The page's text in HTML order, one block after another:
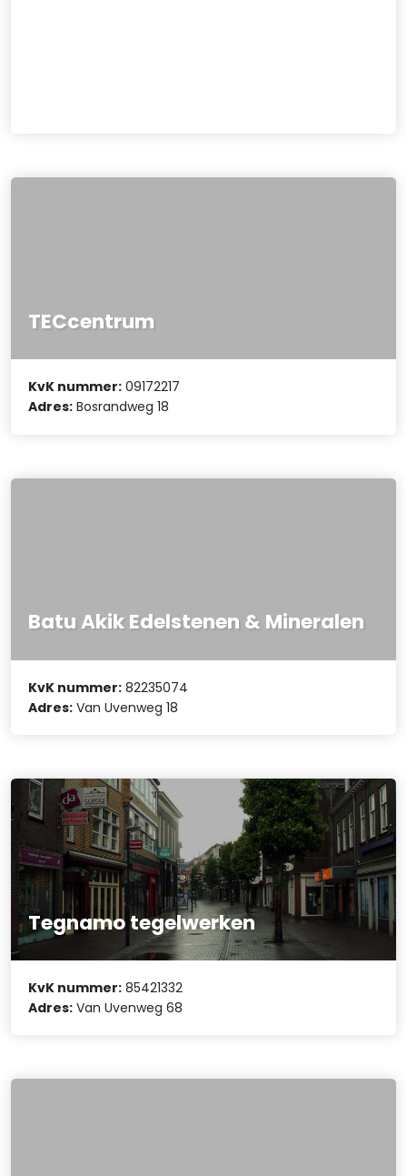
TECcentrum
KvK nummer: 09172217
Adres: Bosrandweg 18
Batu Akik Edelstenen & Mineralen
KvK nummer: 82235074
Adres: Van Uvenweg 18
Tegnamo tegelwerken
KvK nummer: 85421332
Adres: Van Uvenweg 68